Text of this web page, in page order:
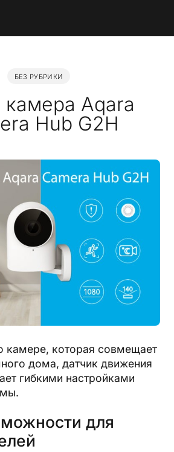
БЕЗ РУБРИКИ
Aqara
Hub G2H
камере, которая совмещает
дома, датчик движения
гибкими настройками
для